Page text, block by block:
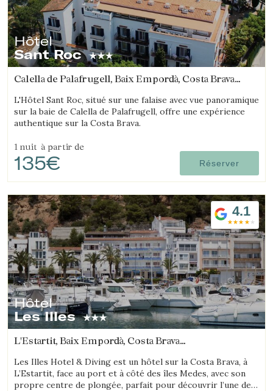
Hôtel
Sant Roc
Calella de Palafrugell, Baix Empordà, Costa Brava
L'Hôtel Sant Roc, situé sur une falaise avec vue panoramique
sur la baie de Calella de Palafrugell, offre une expérience
authentique sur la Costa Brava.
1 nuit à partir de
135€ Réserver
4.1
Hôtel
Les Illes
L'Estartit, Baix Empordà, Costa Brava
Les Illes Hotel & Diving est un hôtel sur la Costa Brava, à
L’Estartit, face au port et à côté des îles Medes, avec son
propre centre de plongée, parfait pour découvrir l’une des